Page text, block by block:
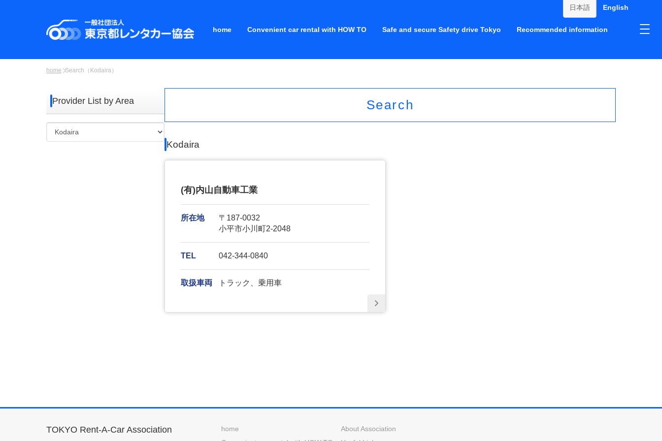
日本語 English
home Convenient car rental with HOW TO Safe and secure Safety drive Tokyo Recommended information
home Search（Kodaira）
Provider List by Area Search
Kodaira
(有)内山自動車工業
所在地
〒187-0032
小平市小川町2-2048
TEL 042-344-0840
取扱車両 トラック、乗用車
TOKYO Rent-A-Car Association
home
About Association